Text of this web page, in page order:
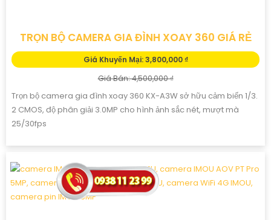
TRỌN BỘ CAMERA GIA ĐÌNH XOAY 360 GIÁ RẺ
Giá Khuyến Mại: 3,800,000 ₫
Giá Bán: 4,500,000 ₫
Trọn bộ camera gia đình xoay 360 KX-A3W sở hữu cảm biến 1/3.
2 CMOS, độ phân giải 3.0MP cho hình ảnh sắc nét, mượt mà
25/30fps